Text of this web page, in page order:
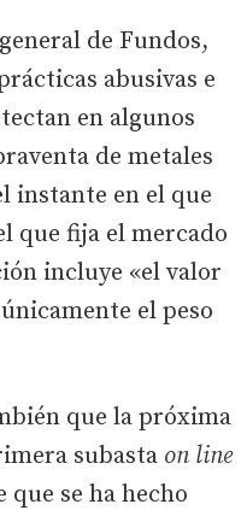
de Fundos,
abusivas e
en algunos
de metales
instante en el que
que fija el mercado
incluye «el valor
el peso
que la próxima
subasta on line
que se ha hecho